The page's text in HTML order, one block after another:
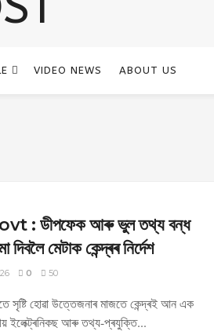
VIDEO NEWS ABOUT US
: ডীপফেক আৰু ভুল তথ্য বন্ধ
মেটাক কেন্দ্ৰৰ নিৰ্দেশ
0 50
সৃষ্টি হোৱা উত্তেজনাৰ মাজতে কেন্দ্ৰই আন এক
ইলেক্ট্ৰনিকছ আৰু তথ্য-প্ৰযুক্তি...